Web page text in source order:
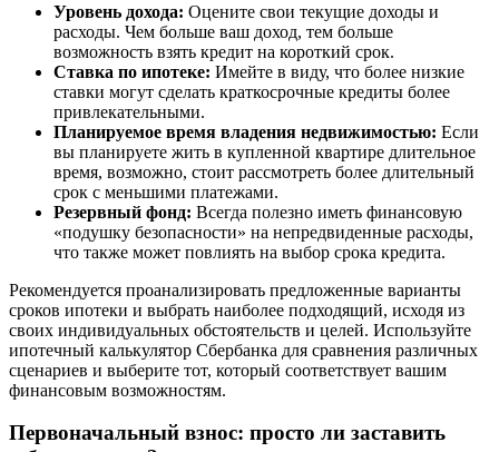
Уровень дохода: Оцените свои текущие доходы и
расходы. Чем больше ваш доход, тем больше
возможность взять кредит на короткий срок.
Ставка по ипотеке: Имейте в виду, что более низкие
ставки могут сделать краткосрочные кредиты более
привлекательными.
Планируемое время владения недвижимостью: Если
вы планируете жить в купленной квартире длительное
время, возможно, стоит рассмотреть более длительный
срок с меньшими платежами.
Резервный фонд: Всегда полезно иметь финансовую
«подушку безопасности» на непредвиденные расходы,
что также может повлиять на выбор срока кредита.
Рекомендуется проанализировать предложенные варианты
сроков ипотеки и выбрать наиболее подходящий, исходя из
своих индивидуальных обстоятельств и целей. Используйте
ипотечный калькулятор Сбербанка для сравнения различных
сценариев и выберите тот, который соответствует вашим
финансовым возможностям.
Первоначальный взнос: просто ли заставить